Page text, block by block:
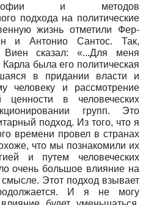
и методов
подхода на политические
жизнь отметили Фер-
и Антонио Сантос. Так,
сказал: «...Для меня
была его политическая
в придании власти и
человеку и рассмотрение
ценности в человеческих
групп. Это
подход. Из того, что я
времени провел в странах
что мы познакомили их
и путем человеческих
очень большое влияние на
Этот подход взывает
И я не могу